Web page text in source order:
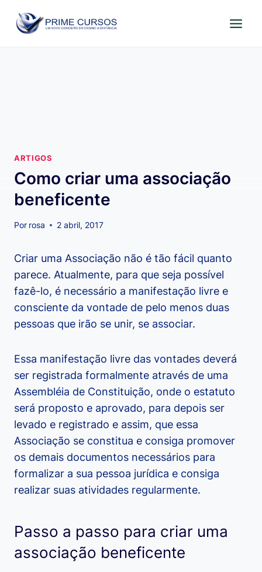
para
ARTIGOS
Como criar uma associação
beneficente
Por rosa 2 abril, 2017
Criar uma Associação não é tão fácil quanto
parece. Atualmente, para que seja possível
fazê-lo, é necessário a manifestação livre e
consciente da vontade de pelo menos duas
pessoas que irão se unir, se associar.
Essa manifestação livre das vontades deverá
ser registrada formalmente através de uma
Assembléia de Constituição, onde o estatuto
será proposto e aprovado, para depois ser
levado e registrado e assim, que essa
Associação se constitua e consiga promover
os demais documentos necessários para
formalizar a sua pessoa jurídica e consiga
realizar suas atividades regularmente.
Passo a passo para criar uma
associação beneficente